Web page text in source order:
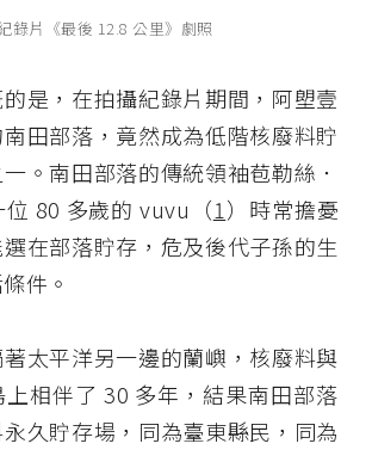
錄片《最後 12.8 公里》劇照
是，在拍攝紀錄片期間，阿塱壹
田部落，竟然成為低階核廢料貯
。南田部落的傳統領袖苞勒絲．
80 多歲的 vuvu（1 ）時常擔憂
在部落貯存，危及後代子孫的生
件。
太平洋另一邊的蘭嶼，核廢料與
相伴了 30 多年，結果南田部落
久貯存場，同為臺東縣民，同為